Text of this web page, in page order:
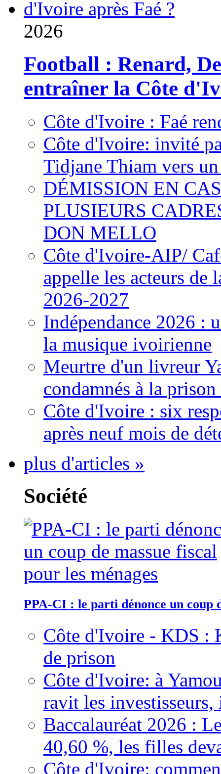
2026
Football : Renard,
entraîner la Côte
Côte d'Ivoire : Faé
Côte d'Ivoire: invité
Tidjane Thiam vers
DÉMISSION EN
PLUSIEURS
DON MELLO
Côte d'Ivoire-AIP/
appelle les acteurs de
2026-2027
Indépendance 2026 :
la musique ivoirienne
Meurtre d'un livreur
condamnés à la
Côte d'Ivoire : six
après neuf mois de
plus d'articles »
Société
PPA-CI : le parti dénonce un coup
Côte d'Ivoire - KDS :
de prison
Côte d'Ivoire: à
ravit les
Baccalauréat 2026 :
40,60 %, les filles
Côte d'Ivoire: